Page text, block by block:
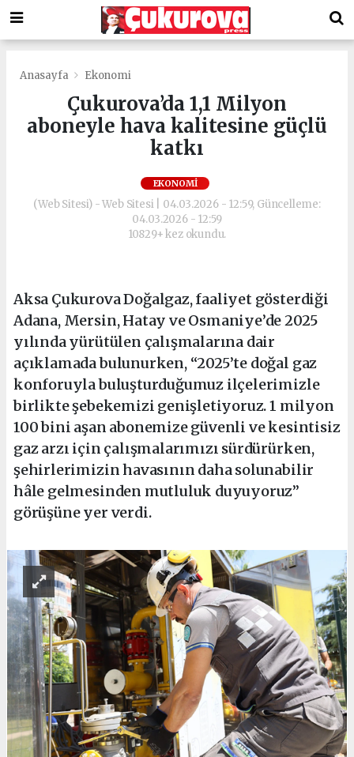
Anasayfa Ekonomi
Çukurova’da 1,1 Milyon
aboneyle hava kalitesine güçlü
katkı
EKONOMI
(Web Sitesi) - Web Sitesi | 04.03.2026 - 12:59, Güncelleme:
04.03.2026 - 12:59
10829+ kez okundu.
Aksa Çukurova Doğalgaz, faaliyet gösterdiği
Adana, Mersin, Hatay ve Osmaniye’de 2025
yılında yürütülen çalışmalarına dair
açıklamada bulunurken, “2025’te doğal gaz
konforuyla buluşturduğumuz ilçelerimizle
birlikte şebekemizi genişletiyoruz. 1 milyon
100 bini aşan abonemize güvenli ve kesintisiz
gaz arzı için çalışmalarımızı sürdürürken,
şehirlerimizin havasının daha solunabilir
hâle gelmesinden mutluluk duyuyoruz”
görüşüne yer verdi.